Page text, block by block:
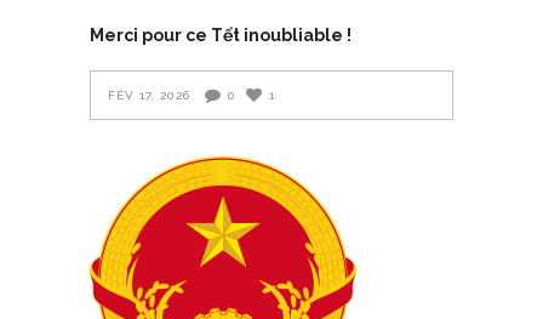
Merci pour ce Tết inoubliable !
FÉV 17, 2026 0 1